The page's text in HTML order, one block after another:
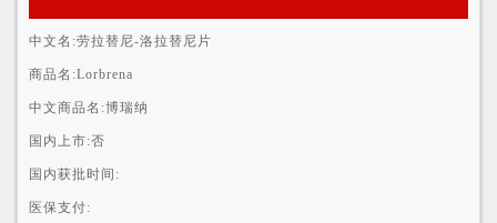
中文名:劳拉替尼-洛拉替尼片
商品名:Lorbrena
中文商品名:博瑞纳
国内上市:否
国内获批时间:
医保支付: